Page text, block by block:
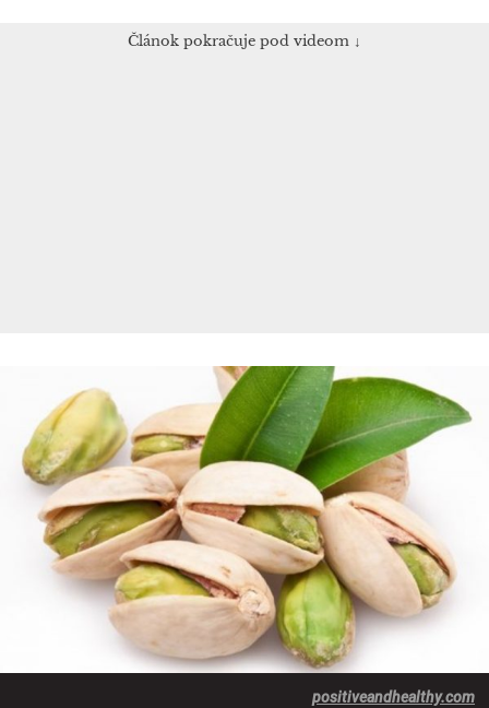
Článok pokračuje pod videom ↓
positiveandhealthy.com